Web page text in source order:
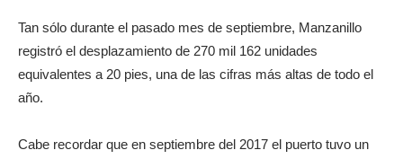
Tan sólo durante el pasado mes de septiembre, Manzanillo
registró el desplazamiento de 270 mil 162 unidades
equivalentes a 20 pies, una de las cifras más altas de todo el
año.
Cabe recordar que en septiembre del 2017 el puerto tuvo un